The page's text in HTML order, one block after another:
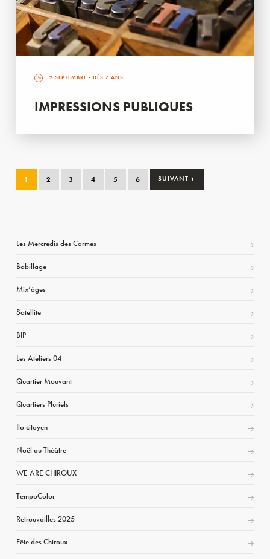
2 SEPTEMBRE - DÈS 7 ANS
IMPRESSIONS PUBLIQUES
1 2 3 4 5 6 SUIVANT ›
Les Mercredis des Carmes
Babillage
Mix’âges
Satellite
BIP
Les Ateliers 04
Quartier Mouvant
Quartiers Pluriels
Ilo citoyen
Noël au Théâtre
WE ARE CHIROUX
TempoColor
Retrouvailles 2025
Fête des Chiroux